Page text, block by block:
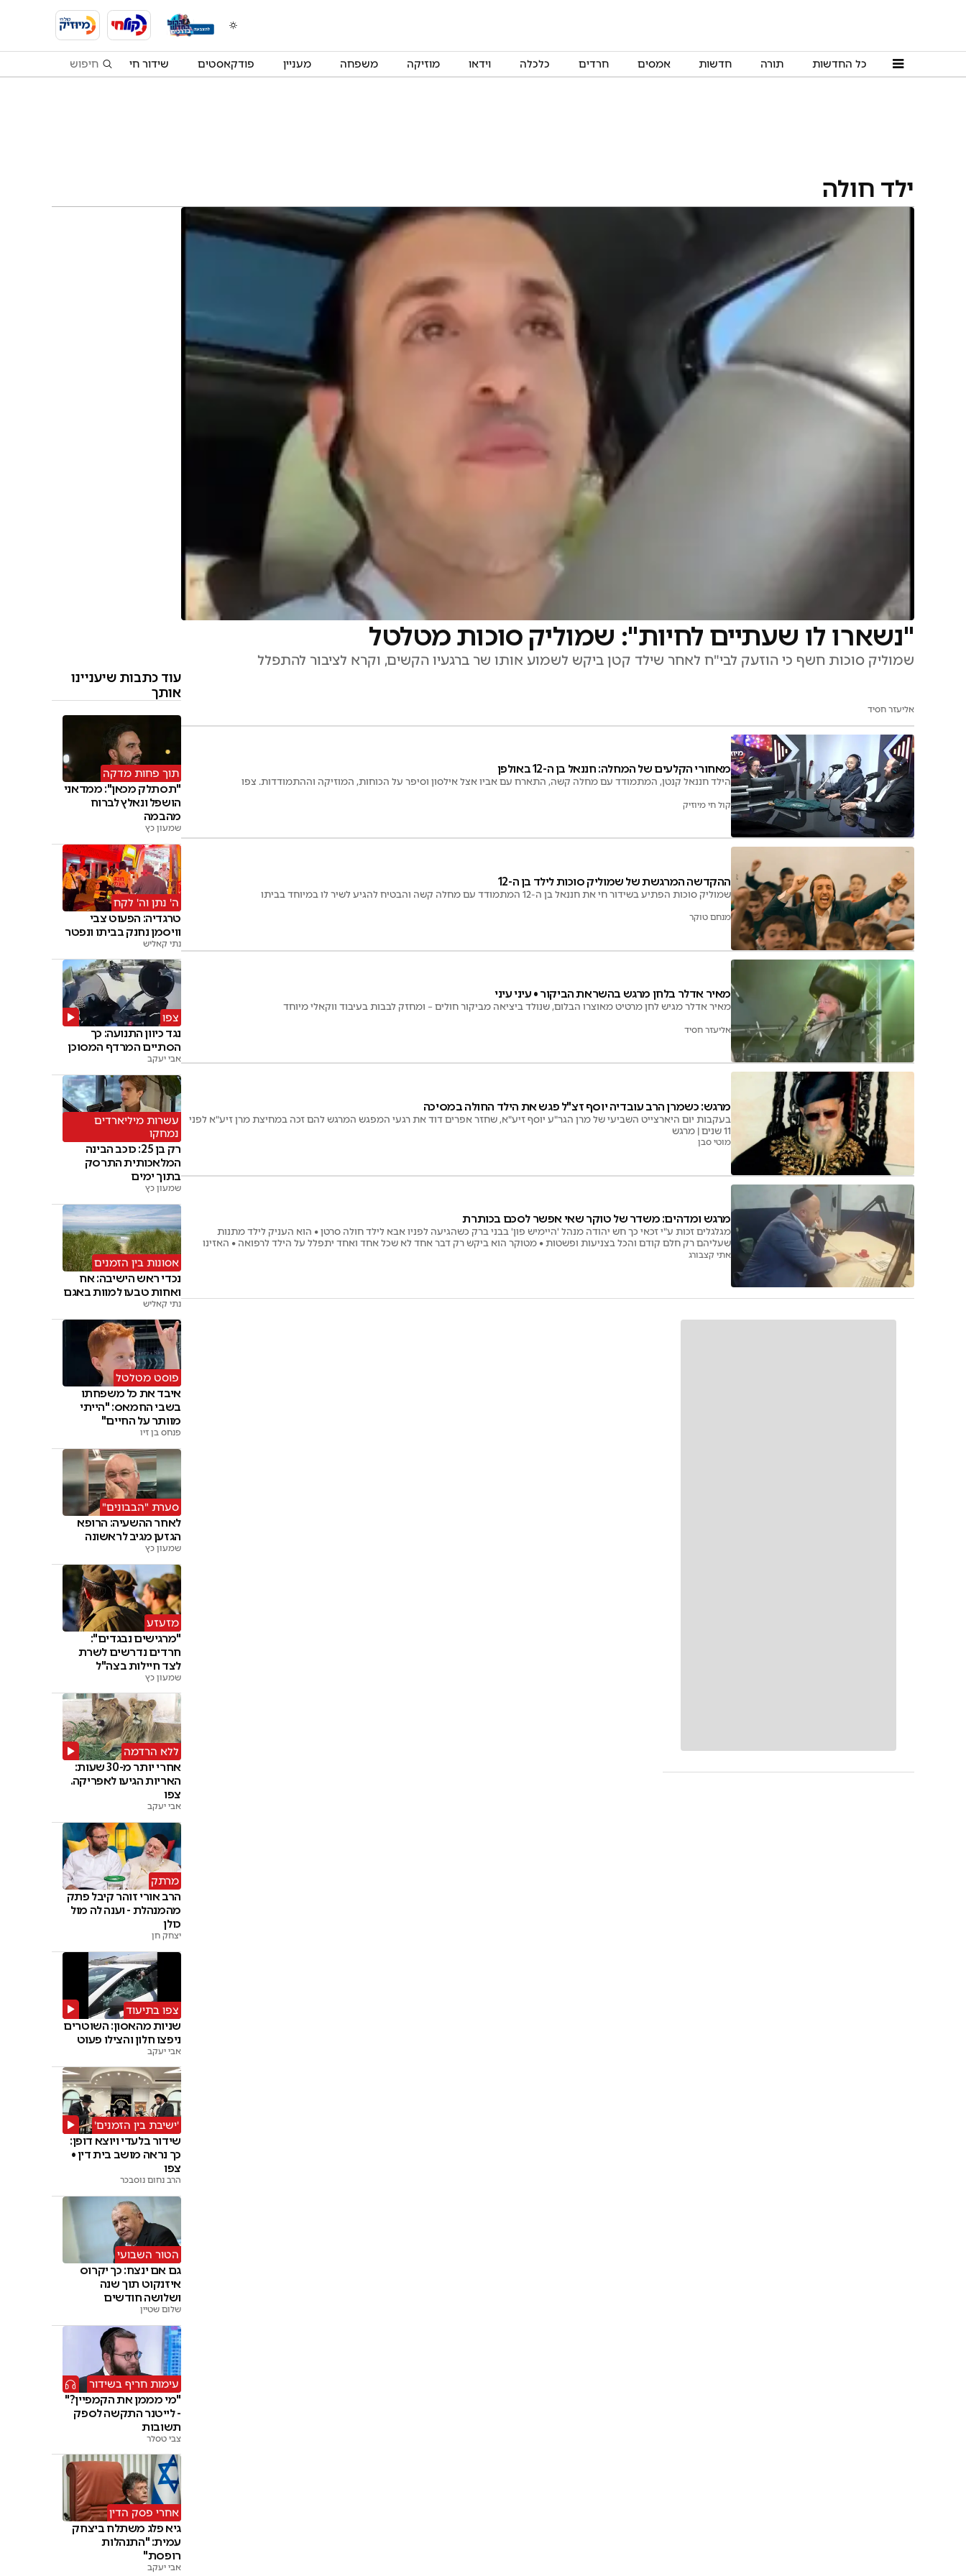
כל החדשות תורה חדשות אמסים חרדים כלכלה וידאו מוזיקה משפחה מעניין פודקאסטים שידור חי
ילד חולה
"נשארו לו שעתיים לחיות": שמוליק סוכות מטלטל
שמוליק סוכות חשף כי הוזעק לבי"ח לאחר שילד קטן ביקש לשמוע אותו שר ברגעיו הקשים, וקרא לציבור להתפלל
אליעזר חסיד
מאחורי הקלעים של המחלה: חננאל בן ה-12 באולפן
הילד חננאל קנטן, המתמודד עם מחלה קשה, התארח עם אביו אצל אילסון וסיפר על הכוחות, המוזיקה וההתמודדות. צפו
קול חי מיוזיק
ההקדשה המרגשת של שמוליק סוכות לילד בן ה-12
שמוליק סוכות הפתיע בשידור חי את חננאל בן ה-12 המתמודד עם מחלה קשה והבטיח להגיע לשיר לו במיוחד בביתו
מנחם טוקר
מאיר אדלר בלחן מרגש בהשראת הביקור • עיני עיני
מאיר אדלר מגיש לחן מרטיט מאוצרו הבלום, שנולד ביציאה מביקור חולים – ומחזק לבבות בעיבוד ווקאלי מיוחד
אליעזר חסיד
מרגש: כשמרן הרב עובדיה יוסף זצ"ל פגש את הילד החולה במסיכה
בעקבות יום היארצייט השביעי של מרן הגר"ע יוסף זיע"א, שחזר אפרים דוד את רגעי המפגש המרגש להם זכה במחיצת מרן זיע"א לפני
11 שנים | מרגש
מוטי סבן
מרגש ומדהים: משדר של טוקר שאי אפשר לסכם בכותרת
מגלגלים זכות ע"י זכאי כך חש יהודה מנהל 'היימיש פון' בבני ברק כשהגיעה לפניו אבא לילד חולה סרטן • הוא העניק לילד מתנות
שעליהם רק חלם קודם והכל בצניעות ופשטות • מטוקר הוא ביקש רק דבר אחד לא שכל אחד ואחד יתפלל על הילד לרפואה • האזינו
לראיון המרטיט
אתי קצבורג
עוד כתבות שיעניינו
אותך
תוך פחות מדקה
"תסתלק מכאן": ממדאני
הושפל ונאלץ לברוח
מהבמה
שמעון כץ
ה' נתן וה' לקח
טרגדיה: הפעוט צבי
וויסמן נחנק בביתו ונפטר
נתי קאליש
צפו
נגד כיוון התנועה: כך
הסתיים המרדף המסוכן
אבי יעקב
עשרות מיליארדים
נמחקו
רק בן 25: כוכב הבינה
המלאכותית התרסק
בתוך ימים
שמעון כץ
אסונות בין הזמנים
נכדי ראש הישיבה: אח
ואחות טבעו למוות באגם
נתי קאליש
פוסט מטלטל
איבד את כל משפחתו
בשבי החמאס: "הייתי
מוותר על החיים"
פנחס בן זיו
סערת "הבבונים"
לאחר ההשעיה: הרופא
הגזען מגיב לראשונה
שמעון כץ
מזעזע
"מרגישים נבגדים":
חרדים נדרשים לשרת
לצד חיילות בצה"ל
שמעון כץ
ללא הרדמה
אחרי יותר מ-30 שעות:
האריות הגיעו לאפריקה.
צפו
אבי יעקב
מרתק
הרב אורי זוהר קיבל פתק
מהמנהלת - וענה לה מול
כולן
יצחק חן
צפו בתיעוד
שניות מהאסון: השוטרים
ניפצו חלון והצילו פעוט
אבי יעקב
'ישיבת בין הזמנים'
שידור בלעדי ויוצא דופן:
כך נראה מושב בית דין •
צפו
הרב נחום נוסבכר
הטור השבועי
גם אם ינצח: כך יקרוס
איזנקוט תוך שנה
ושלושה חודשים
שלום שטיין
עימות חריף בשידור
"מי מממן את הקמפיין?"
- לייטנר התקשה לספק
תשובות
צבי טסלר
אחרי פסק הדין
גיא פלג משתלח ביצחק
עמית: "התנהלות
רופסת"
אבי יעקב